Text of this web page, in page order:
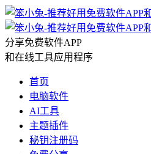
分享免费软件APP
和在线工具应用程序
首页
电脑软件
AI工具
主题插件
秘钥注册码